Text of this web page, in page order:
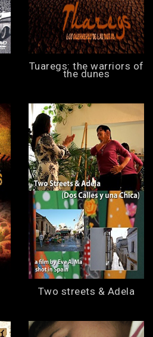
Tuaregs: the warriors of
the dunes
Two streets & Adela